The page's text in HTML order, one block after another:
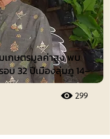
เกษตรมูลค่าสูง พบ
บ 32 ปีเมืองลุ่มภู 14–
299